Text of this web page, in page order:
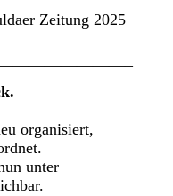
Zeitung 2025
organisiert,
unter